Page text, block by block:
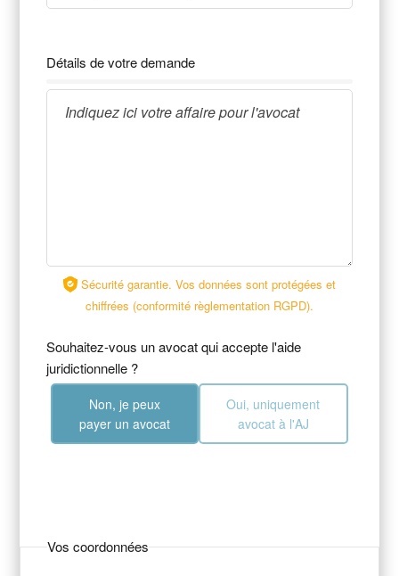
Détails de votre demande
Sécurité garantie. Vos données sont protégées et
chiffrées (conformité règlementation RGPD).
Souhaitez-vous un avocat qui accepte l'aide
juridictionnelle ?
Non, je peux
payer un avocat
Oui, uniquement
avocat à l'AJ
Vos coordonnées